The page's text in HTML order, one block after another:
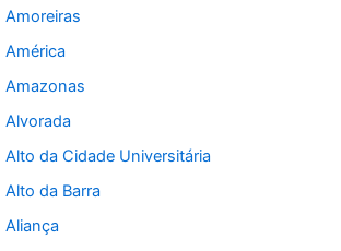
Amoreiras
América
Amazonas
Alvorada
da Cidade Universitária
da Barra
Aliança